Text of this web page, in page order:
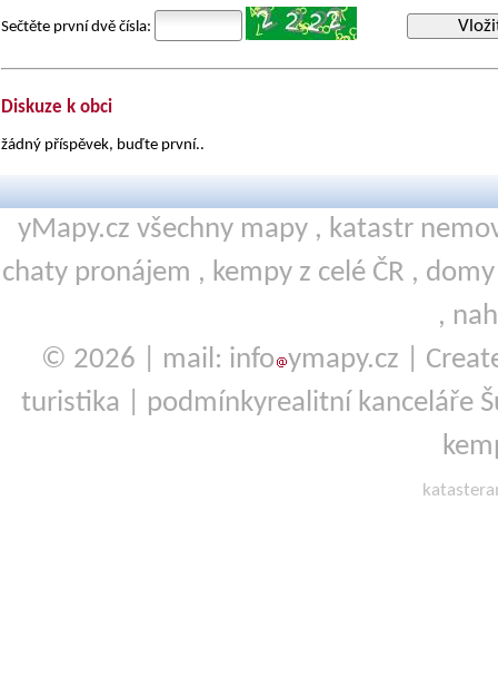
Sečtěte první dvě čísla:
Diskuze k obci
žádný příspěvek, buďte první..
yMapy.cz všechny mapy , katastr
chaty pronájem , kempy z celé ČR ,
,
© 2026 | mail: info ymapy.cz |
turistika
podmínkyrealitní kanceláře